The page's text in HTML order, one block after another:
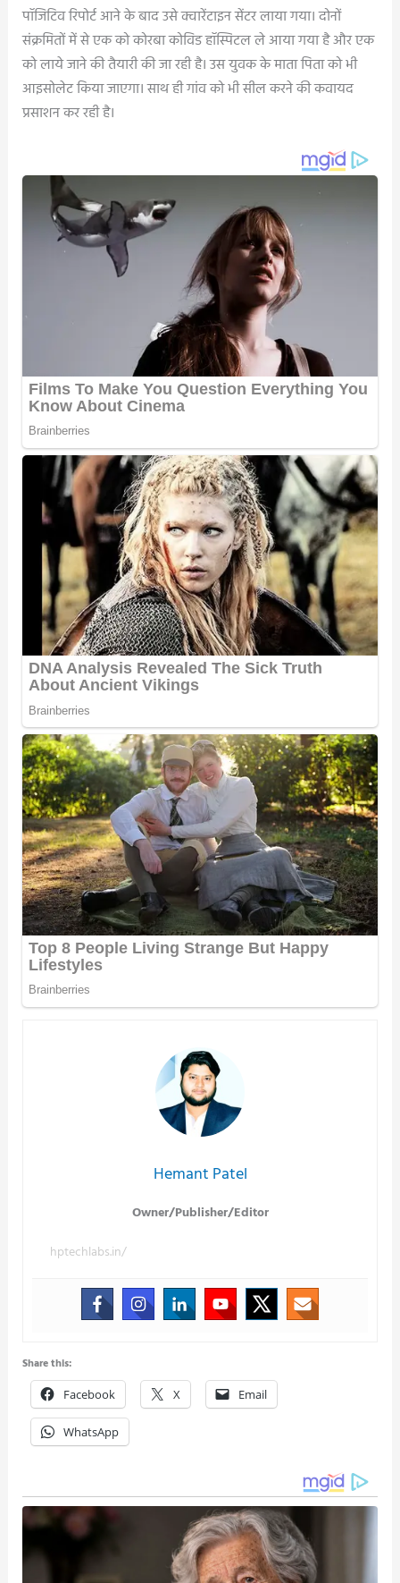
पॉजिटिव रिपोर्ट आने के बाद उसे क्वारेंटाइन सेंटर लाया गया। दोनों
संक्रमितों में से एक को कोरबा कोविड हॉस्पिटल ले आया गया है और एक
को लाये जाने की तैयारी की जा रही है। उस युवक के माता पिता को भी
आइसोलेट किया जाएगा। साथ ही गांव को भी सील करने की कवायद
प्रसाशन कर रही है।
Hemant Patel
Owner/Publisher/Editor
hptechlabs.in/
Share this:
Facebook X Email
WhatsApp